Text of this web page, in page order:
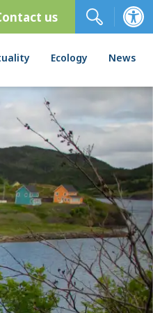
Ecology News
us